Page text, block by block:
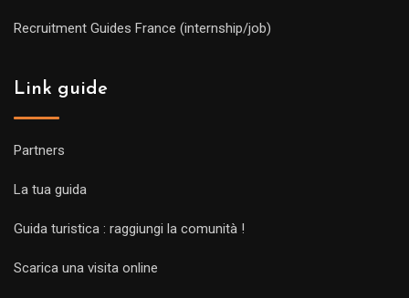
Recruitment Guides France (internship/job)
Link guide
Partners
La tua guida
Guida turistica : raggiungi la comunità !
Scarica una visita online